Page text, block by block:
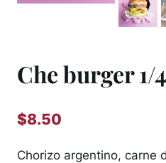
Che burger 1/
$8.50
Chorizo argentino, carne